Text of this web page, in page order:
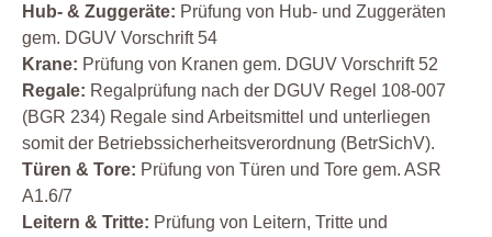
Hub- & Zuggeräte: Prüfung von Hub- und Zuggeräten
gem. DGUV Vorschrift 54
Krane: Prüfung von Kranen gem. DGUV Vorschrift 52
Regale: Regalprüfung nach der DGUV Regel 108-007
(BGR 234) Regale sind Arbeitsmittel und unterliegen
somit der Betriebssicherheitsverordnung (BetrSichV).
Türen & Tore: Prüfung von Türen und Tore gem. ASR
A1.6/7
Leitern & Tritte: Prüfung von Leitern, Tritte und